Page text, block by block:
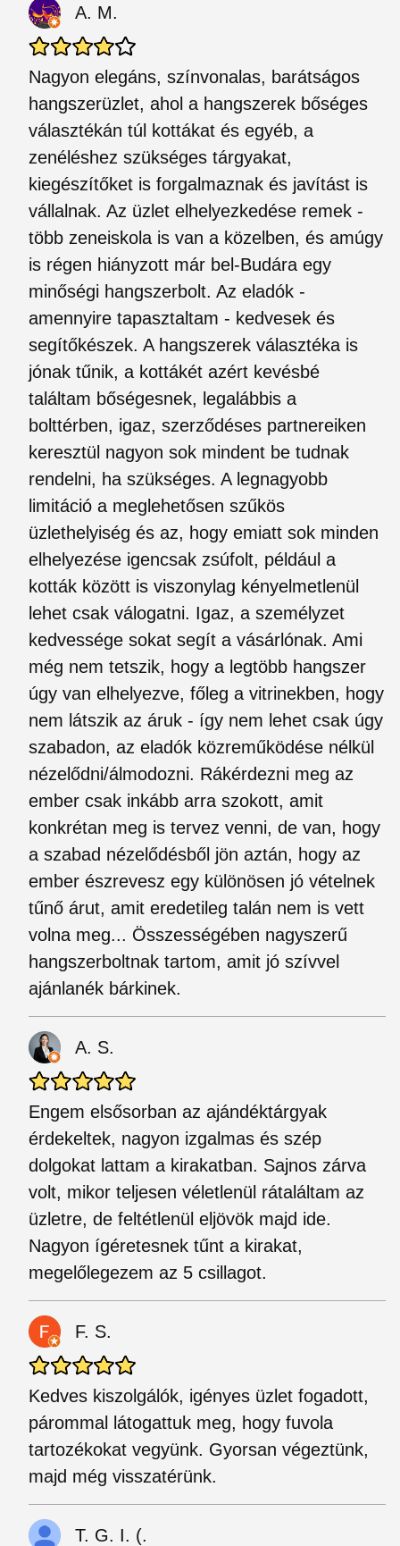
A. M.
Nagyon elegáns, színvonalas, barátságos
hangszerüzlet, ahol a hangszerek bőséges
választékán túl kottákat és egyéb, a
zenéléshez szükséges tárgyakat,
kiegészítőket is forgalmaznak és javítást is
vállalnak. Az üzlet elhelyezkedése remek -
több zeneiskola is van a közelben, és amúgy
is régen hiányzott már bel-Budára egy
minőségi hangszerbolt. Az eladók -
amennyire tapasztaltam - kedvesek és
segítőkészek. A hangszerek választéka is
jónak tűnik, a kottákét azért kevésbé
találtam bőségesnek, legalábbis a
bolttérben, igaz, szerződéses partnereiken
keresztül nagyon sok mindent be tudnak
rendelni, ha szükséges. A legnagyobb
limitáció a meglehetősen szűkös
üzlethelyiség és az, hogy emiatt sok minden
elhelyezése igencsak zsúfolt, például a
kották között is viszonylag kényelmetlenül
lehet csak válogatni. Igaz, a személyzet
kedvessége sokat segít a vásárlónak. Ami
még nem tetszik, hogy a legtöbb hangszer
úgy van elhelyezve, főleg a vitrinekben, hogy
nem látszik az áruk - így nem lehet csak úgy
szabadon, az eladók közreműködése nélkül
nézelődni/álmodozni. Rákérdezni meg az
ember csak inkább arra szokott, amit
konkrétan meg is tervez venni, de van, hogy
a szabad nézelődésből jön aztán, hogy az
ember észrevesz egy különösen jó vételnek
tűnő árut, amit eredetileg talán nem is vett
volna meg... Összességében nagyszerű
hangszerboltnak tartom, amit jó szívvel
ajánlanék bárkinek.
A. S.
Engem elsősorban az ajándéktárgyak
érdekeltek, nagyon izgalmas és szép
dolgokat lattam a kirakatban. Sajnos zárva
volt, mikor teljesen véletlenül rátaláltam az
üzletre, de feltétlenül eljövök majd ide.
Nagyon ígéretesnek tűnt a kirakat,
megelőlegezem az 5 csillagot.
F. S.
Kedves kiszolgálók, igényes üzlet fogadott,
párommal látogattuk meg, hogy fuvola
tartozékokat vegyünk. Gyorsan végeztünk,
majd még visszatérünk.
T. G. I. (.